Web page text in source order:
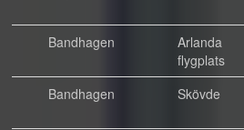
Bandhagen
Arlanda
flygplats
Bandhagen
Skövde